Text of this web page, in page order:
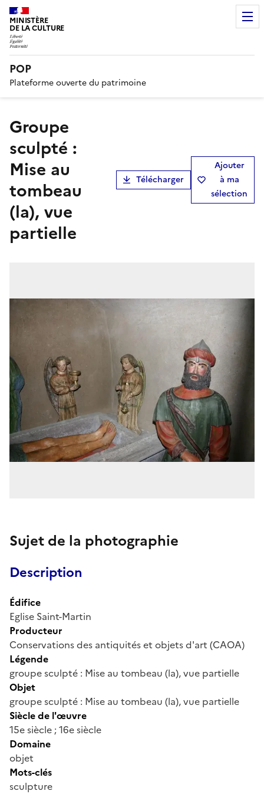
MINISTÈRE
DE LA CULTURE
POP
Plateforme ouverte du patrimoine
groupe
sculpté :
Mise au
tombeau
(la), vue
partielle
Télécharger
Ajouter
à ma
sélection
Sujet de la photographie
Description
Édifice
Eglise Saint-Martin
Producteur
Conservations des antiquités et objets d'art (CAOA)
Légende
groupe sculpté : Mise au tombeau (la), vue partielle
Objet
groupe sculpté : Mise au tombeau (la), vue partielle
Siècle de l'œuvre
15e siècle ; 16e siècle
Domaine
objet
Mots-clés
sculpture